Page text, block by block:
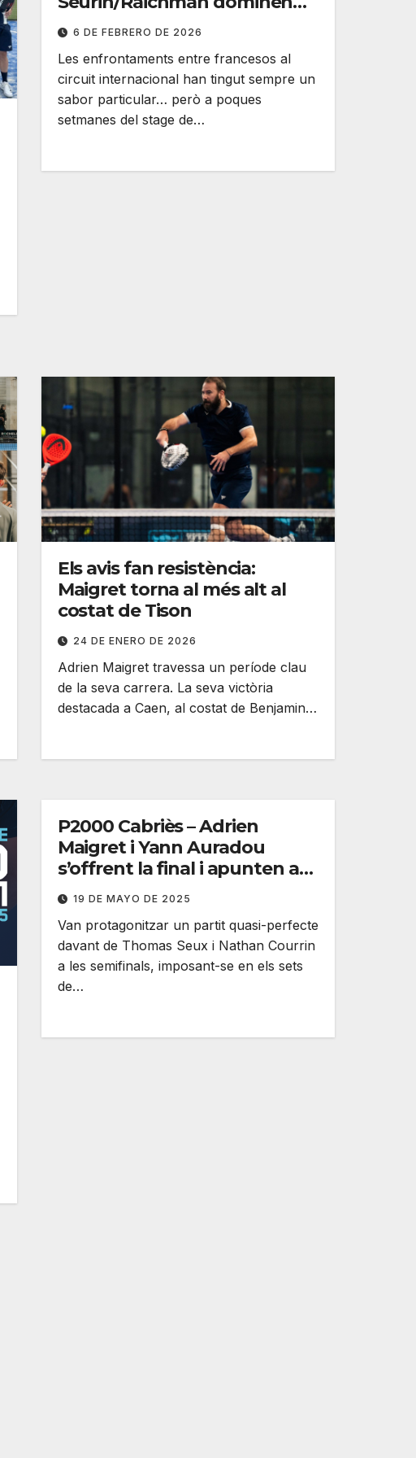
Maigret/Rouanet a Narbona
6 DE FEBRERO DE 2026
Les enfrontaments entre francesos al
circuit internacional han tingut sempre un
sabor particular… però a poques
setmanes del stage de…
Els avis fan resistència:
Maigret torna al més alt al
costat de Tison
24 DE ENERO DE 2026
Adrien Maigret travessa un període clau
de la seva carrera. La seva victòria
destacada a Caen, al costat de Benjamin…
P2000 Cabriès – Adrien
Maigret i Yann Auradou
s’offrent la final i apunten a
l’èxit davant Tison / Forcin
19 DE MAYO DE 2025
Van protagonitzar un partit quasi-perfecte
davant de Thomas Seux i Nathan Courrin
a les semifinals, imposant-se en els sets
de…